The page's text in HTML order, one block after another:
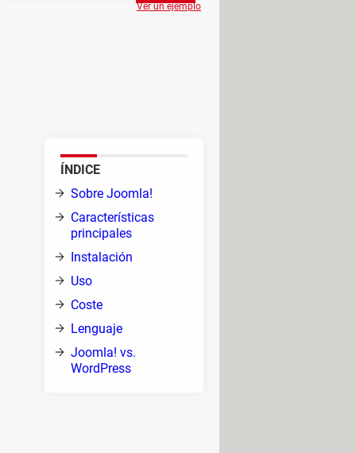
y administrar sitios web de
para ello, además de
que debes saber sobre esta
ÍNDICE
Sobre Joomla!
Características
principales
Instalación
Uso
Coste
Lenguaje
Joomla! vs.
WordPress
comunitarios, páginas de inicio
Ver un ejemplo